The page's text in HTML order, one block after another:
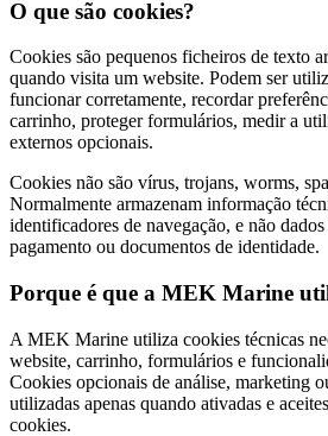
O que são cookies?
Cookies são pequenos ficheiros de texto
quando visita um website. Podem ser
funcionar corretamente, recordar
carrinho, proteger formulários, medir a
externos opcionais.
Cookies não são vírus, trojans, worms,
Normalmente armazenam informação
identificadores de navegação, e não
pagamento ou documentos de identidade.
Porque é que a MEK Marine
A MEK Marine utiliza cookies técnicas
website, carrinho, formulários e
Cookies opcionais de análise, marketing
utilizadas apenas quando ativadas e
cookies.